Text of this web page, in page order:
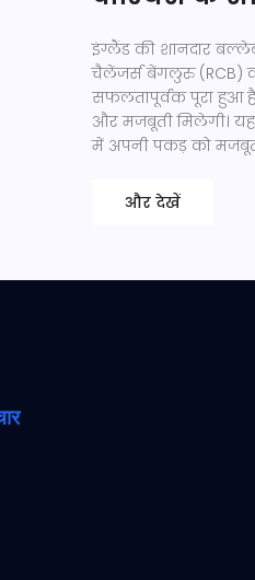
इंग्लैंड की शानदार
चैलेंजर्स बेंगलुरु (RCB) का
सफलतापूर्वक पूरा हुआ
और मजबूती मिलेगी। यह
में अपनी पकड़ को
और देखें